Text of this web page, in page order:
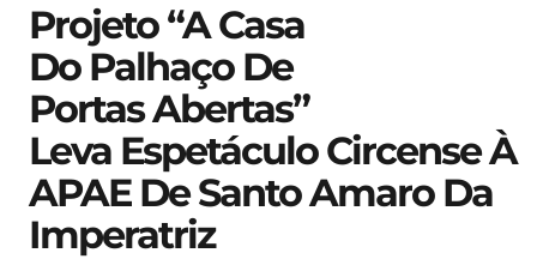
Projeto “A Casa
Do Palhaço De
Portas Abertas”
Leva Espetáculo Circense À
APAE De Santo Amaro Da
Imperatriz